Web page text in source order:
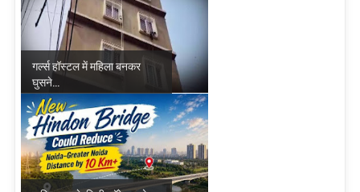
गर्ल्स हॉस्टल में महिला बनकर
घुसने...